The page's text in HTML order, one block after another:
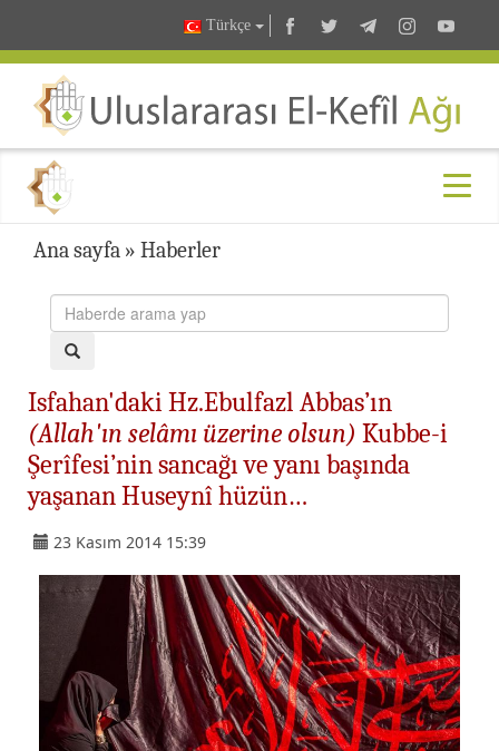
Türkçe
Ana sayfa » Haberler
Isfahan'daki Hz.Ebulfazl Abbas’ın
(Allah'ın selâmı üzerine olsun) Kubbe-i
Şerîfesi’nin sancağı ve yanı başında
yaşanan Huseynî hüzün…
23 Kasım 2014 15:39